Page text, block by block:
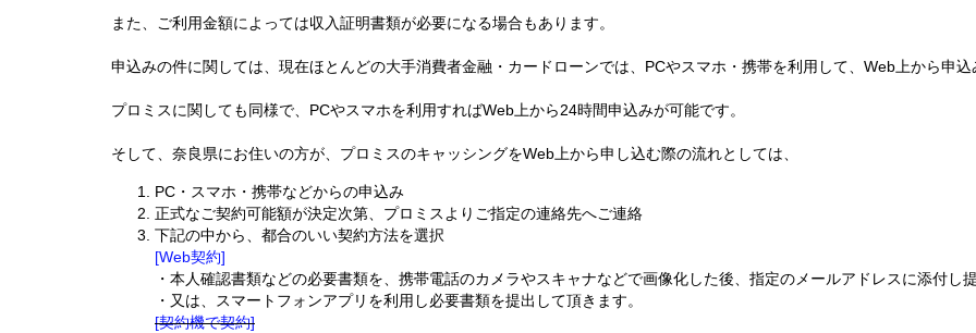
また、ご利用金額によっては収入証明書類が必要になる場合もあります。
申込みの件に関しては、現在ほとんどの大手消費者金融・カードローンでは、PCやスマホ・携帯を利用して、Web上から申
プロミスに関しても同様で、PCやスマホを利用すればWeb上から24時間申込みが可能です。
そして、奈良県にお住いの方が、プロミスのキャッシングをWeb上から申し込む際の流れとしては、
PC・スマホ・携帯などからの申込み
正式なご契約可能額が決定次第、プロミスよりご指定の連絡先へご連絡
下記の中から、都合のいい契約方法を選択
[Web契約]
・本人確認書類などの必要書類を、携帯電話のカメラやスキャナなどで画像化した後、指定のメールアドレスに添付し
・又は、スマートフォンアプリを利用し必要書類を提出して頂きます。
[契約機で契約]